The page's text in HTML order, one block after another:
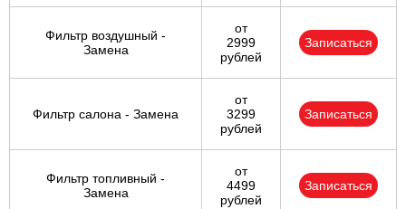
Фильтр воздушный -
Замена
от
2999
рублей
Записаться
Фильтр салона - Замена
от
3299
рублей
Записаться
Фильтр топливный -
Замена
от
4499
рублей
Записаться